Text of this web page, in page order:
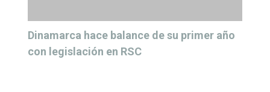
Dinamarca hace balance de su primer año
con legislación en RSC